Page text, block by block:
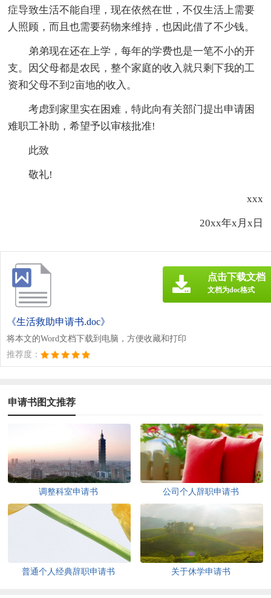
症导致生活不能自理，现在依然在世，不仅生活上需要
人照顾，而且也需要药物来维持，也因此借了不少钱。
弟弟现在还在上学，每年的学费也是一笔不小的开
支。因父母都是农民，整个家庭的收入就只剩下我的工
资和父母不到2亩地的收入。
考虑到家里实在困难，特此向有关部门提出申请困
难职工补助，希望予以审核批准!
此致
敬礼!
xxx
20xx年x月x日
《生活救助申请书.doc》
将本文的Word文档下载到电脑，方便收藏和打印
推荐度：
点击下载文档
文档为doc格式
申请书图文推荐
调整科室申请书 公司个人辞职申请书
普通个人经典辞职申请书 关于休学申请书